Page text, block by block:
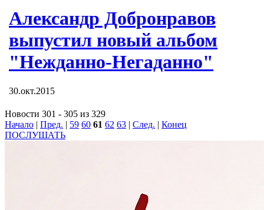
Александр Добронравов
выпустил новый альбом
"Нежданно-Негаданно"
30.окт.2015
Новости 301 - 305 из 329
Начало | Пред. | 59 60 61 62 63 | След. | Конец
ПОСЛУШАТЬ